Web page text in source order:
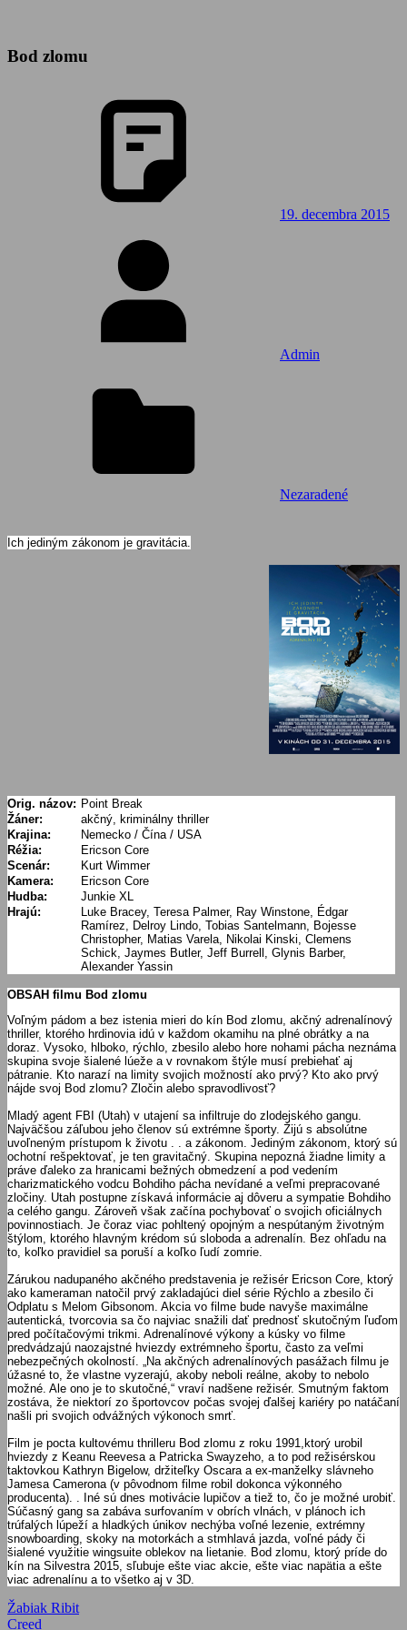
Bod zlomu
19. decembra 2015
Admin
Nezaradené
Ich jediným zákonom je gravitácia.
Orig. názov: Point Break
Žáner:
akčný, kriminálny thriller
Krajina:
Nemecko / Čína / USA
Réžia:
Ericson Core
Scenár:
Kurt Wimmer
Kamera:
Ericson Core
Hudba:
Junkie XL
Hrajú:
Luke Bracey, Teresa Palmer, Ray Winstone, Édgar
Ramírez, Delroy Lindo, Tobias Santelmann, Bojesse
Christopher, Matias Varela, Nikolai Kinski, Clemens
Schick, Jaymes Butler, Jeff Burrell, Glynis Barber,
Alexander Yassin
OBSAH filmu Bod zlomu
Voľným pádom a bez istenia mieri do kín Bod zlomu, akčný adrenalínový
thriller, ktorého hrdinovia idú v každom okamihu na plné obrátky a na
doraz. Vysoko, hlboko, rýchlo, zbesilo alebo hore nohami pácha neznáma
skupina svoje šialené lúeže a v rovnakom štýle musí prebiehať aj
pátranie. Kto narazí na limity svojich možností ako prvý? Kto ako prvý
nájde svoj Bod zlomu? Zločin alebo spravodlivosť?
Mladý agent FBI (Utah) v utajení sa infiltruje do zlodejského gangu.
Najväčšou záľubou jeho členov sú extrémne športy. Žijú s absolútne
uvoľneným prístupom k životu . . a zákonom. Jediným zákonom, ktorý sú
ochotní rešpektovať, je ten gravitačný. Skupina nepozná žiadne limity a
práve ďaleko za hranicami bežných obmedzení a pod vedením
charizmatického vodcu Bohdiho pácha nevídané a veľmi prepracované
zločiny. Utah postupne získavá informácie aj dôveru a sympatie Bohdiho
a celého gangu. Zároveň však začína pochybovať o svojich oficiálnych
povinnostiach. Je čoraz viac pohltený opojným a nespútaným životným
štýlom, ktorého hlavným krédom sú sloboda a adrenalín. Bez ohľadu na
to, koľko pravidiel sa poruší a koľko ľudí zomrie.
Zárukou nadupaného akčného predstavenia je režisér Ericson Core, ktorý
ako kameraman natočil prvý zakladajúci diel série Rýchlo a zbesilo či
Odplatu s Melom Gibsonom. Akcia vo filme bude navyše maximálne
autentická, tvorcovia sa čo najviac snažili dať prednosť skutočným ľuďom
pred počítačovými trikmi. Adrenalínové výkony a kúsky vo filme
predvádzajú naozajstné hviezdy extrémneho športu, často za veľmi
nebezpečných okolností. „Na akčných adrenalínových pasážach filmu je
úžasné to, že vlastne vyzerajú, akoby neboli reálne, akoby to nebolo
možné. Ale ono je to skutočné,“ vraví nadšene režisér. Smutným faktom
zostáva, že niektorí zo športovcov počas svojej ďalšej kariéry po natáčaní
našli pri svojich odvážných výkonoch smrť.
Film je pocta kultovému thrilleru Bod zlomu z roku 1991,ktorý urobil
hviezdy z Keanu Reevesa a Patricka Swayzeho, a to pod režisérskou
taktovkou Kathryn Bigelow, držiteľky Oscara a ex-manželky slávneho
Jamesa Camerona (v pôvodnom filme robil dokonca výkonného
producenta). . Iné sú dnes motivácie lupičov a tiež to, čo je možné urobiť.
Súčasný gang sa zabáva surfovaním v obrích vlnách, v plánoch ich
trúfalých lúpeží a hladkých únikov nechýba voľné lezenie, extrémny
snowboarding, skoky na motorkách a stmhlavá jazda, voľné pády či
šialené využitie wingsuite oblekov na lietanie. Bod zlomu, ktorý príde do
kín na Silvestra 2015, sľubuje ešte viac akcie, ešte viac napätia a ešte
viac adrenalínu a to všetko aj v 3D.
Navigácia
Previous
Post:
Žabiak Ribit
Next
Creed